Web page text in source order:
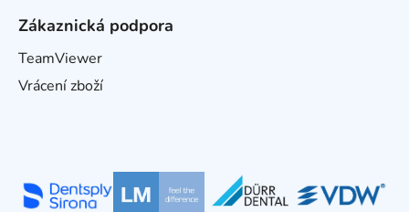
Zákaznická podpora
TeamViewer
Vrácení zboží